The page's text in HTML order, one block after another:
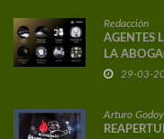
Redacción
AGENTES
LA
29-03-
Arturo